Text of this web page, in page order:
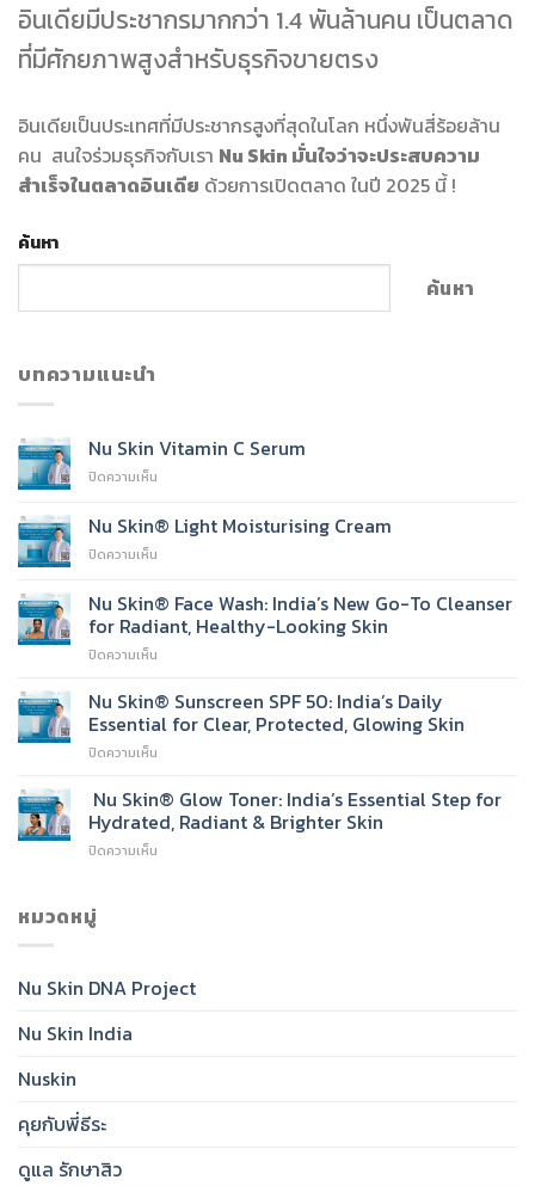
อินเดียมีประชากรมากกว่า 1.4 พันล้านคน เป็นตลาด
ที่มีศักยภาพสูงสำหรับธุรกิจขายตรง
อินเดียเป็นประเทศที่มีประชากรสูงที่สุดในโลก หนึ่งพันสี่ร้อยล้าน
คน สนใจร่วมธุรกิจกับเรา Nu Skin มั่นใจว่าจะประสบความ
สำเร็จในตลาดอินเดีย ด้วยการเปิดตลาด ในปี 2025 นี้ !
ค้นหา
ค้นหา
บทความแนะนำ
Nu Skin Vitamin C Serum
ปิดความเห็น
Skin
Vitamin
Nu Skin® Light Moisturising Cream
ปิดความเห็น
Skin®
Light
Moisturising
Nu Skin® Face Wash: India’s New Go-To Cleanser
for Radiant, Healthy-Looking Skin
ปิดความเห็น
Skin®
Face
Wash:
Go-
To
Cleanser
Nu Skin® Sunscreen SPF 50: India’s Daily
Essential for Clear, Protected, Glowing Skin
ปิดความเห็น
Skin®
Sunscreen
SPF
Glowing
Nu Skin® Glow Toner: India’s Essential Step for
Hydrated, Radiant & Brighter Skin
ปิดความเห็น
Step
หมวดหมู่
Nu Skin DNA Project
Nu Skin India
Nuskin
คุยกับพี่ธีระ
ดูแล รักษาสิว